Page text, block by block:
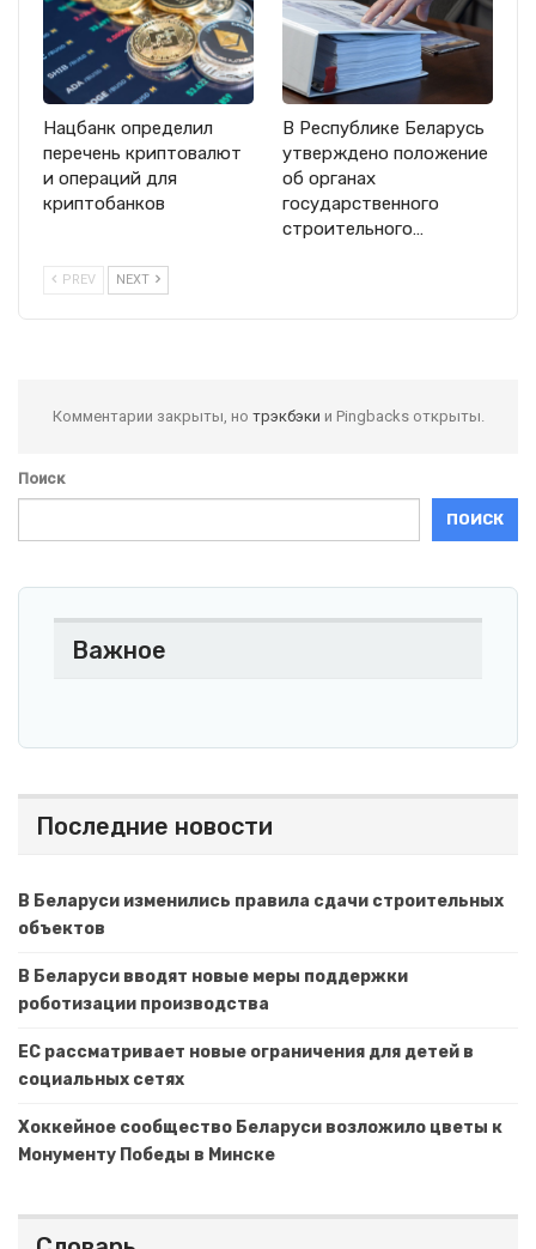
Нацбанк определил
перечень криптовалют
и операций для
криптобанков
В Республике Беларусь
утверждено положение
об органах
государственного
строительного…
PREV NEXT
Комментарии закрыты, но трэкбэки и Pingbacks открыты.
Поиск
ПОИСК
Важное
Последние новости
В Беларуси изменились правила сдачи строительных
объектов
В Беларуси вводят новые меры поддержки
роботизации производства
ЕС рассматривает новые ограничения для детей в
социальных сетях
Хоккейное сообщество Беларуси возложило цветы к
Монументу Победы в Минске